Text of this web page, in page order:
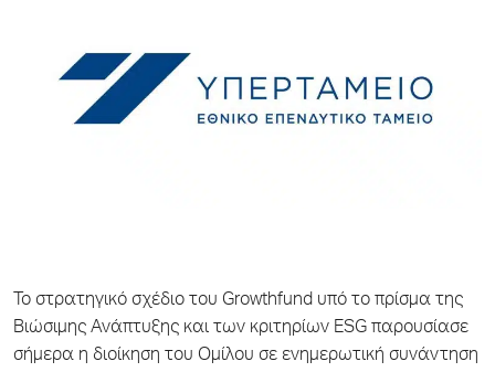
Το στρατηγικό σχέδιο του Growthfund υπό το πρίσμα της
Βιώσιμης Ανάπτυξης και των κριτηρίων ESG παρουσίασε
σήμερα η διοίκηση του Ομίλου σε ενημερωτική συνάντηση